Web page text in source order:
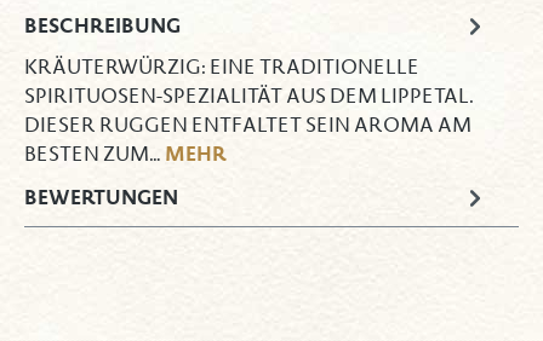
BESCHREIBUNG
KRÄUTERWÜRZIG: EINE TRADITIONELLE
SPIRITUOSEN-SPEZIALITÄT AUS DEM LIPPETAL.
DIESER RUGGEN ENTFALTET SEIN AROMA AM
BESTEN ZUM… MEHR
BEWERTUNGEN